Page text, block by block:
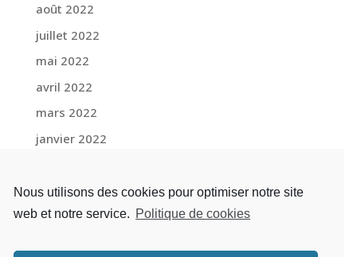
août 2022
juillet 2022
mai 2022
avril 2022
mars 2022
janvier 2022
novembre 2021
octobre 2021
Nous utilisons des cookies pour optimiser notre site
web et notre service. Politique de cookies